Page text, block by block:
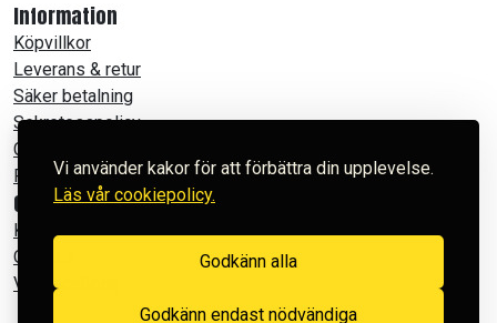
Vi använder kakor för att förbättra din upplevelse.
Läs vår cookiepolicy.
Godkänn alla
Godkänn endast nödvändiga
Information
Köpvillkor
Leverans & retur
Säker betalning
Sekretesspolicy
Cookies
Produktfilmer
Om Powertoys
Kontakt
Om oss
Vår Facebook